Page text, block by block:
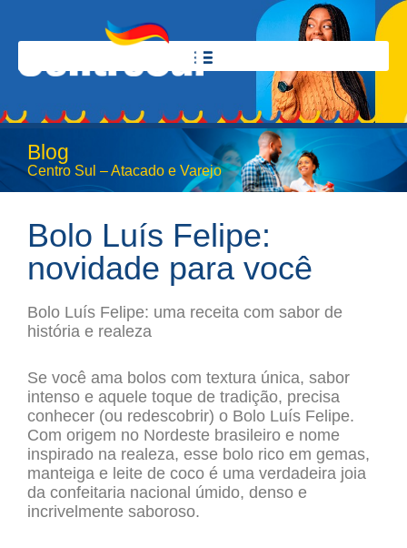
Blog
Centro Sul – Atacado e Varejo
Bolo Luís Felipe:
novidade para você
Bolo Luís Felipe: uma receita com sabor de
história e realeza
Se você ama bolos com textura única, sabor
intenso e aquele toque de tradição, precisa
conhecer (ou redescobrir) o Bolo Luís Felipe.
Com origem no Nordeste brasileiro e nome
inspirado na realeza, esse bolo rico em gemas,
manteiga e leite de coco é uma verdadeira joia
da confeitaria nacional úmido, denso e
incrivelmente saboroso.